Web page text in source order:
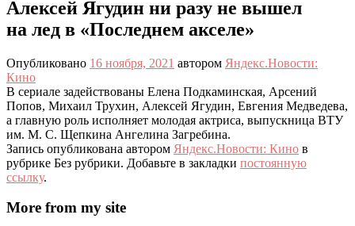
Алексей Ягудин ни разу не вышел
на лед в «Последнем акселе»
Опубликовано 16 ноября, 2021 автором Яндекс.Новости:
Кино
В сериале задействованы Елена Подкаминская, Арсений
Попов, Михаил Трухин, Алексей Ягудин, Евгения Медведева,
а главную роль исполняет молодая актриса, выпускница ВТУ
им. М. С. Щепкина Ангелина Загребина.
Запись опубликована автором Яндекс.Новости: Кино в
рубрике Без рубрики. Добавьте в закладки постоянную
ссылку.
More from my site